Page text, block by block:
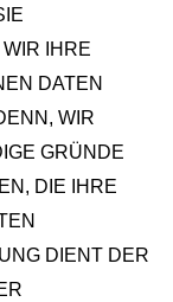
IHRE
DATEN
WIR
GRÜNDE
DIE IHRE
DIENT DER